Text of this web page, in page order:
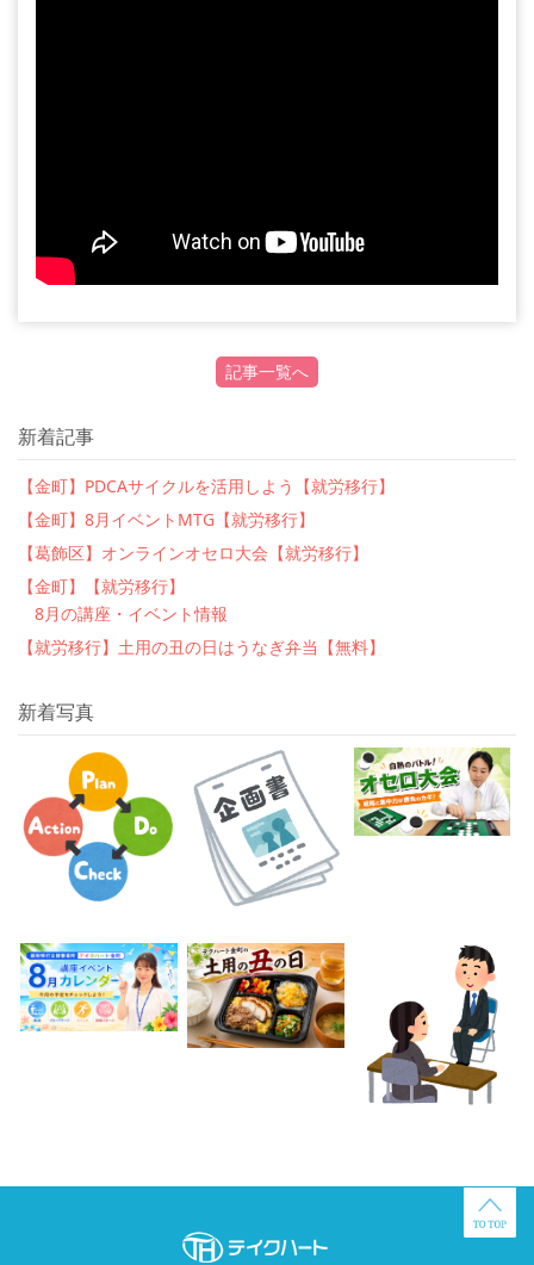
記事一覧へ
新着記事
【金町】PDCAサイクルを活用しよう【就労移行】
【金町】8月イベントMTG【就労移行】
【葛飾区】オンラインオセロ大会【就労移行】
【金町】【就労移行】
8月の講座・イベント情報
【就労移行】土用の丑の日はうなぎ弁当【無料】
新着写真